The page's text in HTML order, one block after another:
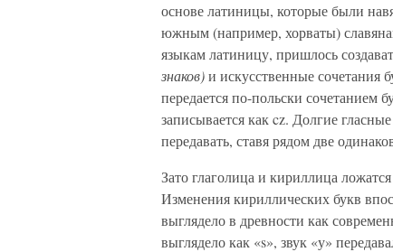
основе латиницы, которые были
южным (например, хорваты)
языкам латиницу, пришлось
знаков)и искусственные сочетания
передается по-польски сочетанием
записывается как cz. Долгие
передавать, ставя рядом две
Зато глаголица и кириллица
Изменения кириллических букв
выглядело в древности как
выглядело как «s», звук «у»